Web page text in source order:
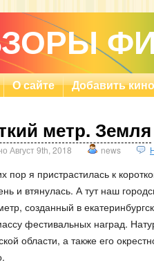
О сайте Добавить
метр. Земля
Август 9th, 2018 news
пор я пристрастилась к
и втянулась. А тут наш
созданный в
фестивальных наград.
области, а также его